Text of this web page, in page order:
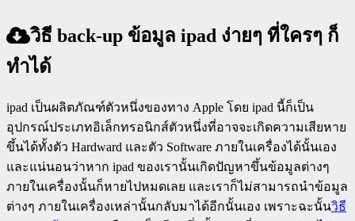
วิธี back-up ข้อมูล ipad ง่ายๆ ที่ใครๆ ก็
ทำได้
ipad เป็นผลิตภัณฑ์ตัวหนึ่งของทาง Apple โดย ipad นี้ก็เป็น
อุปกรณ์ประเภทอิเล็กทรอนิกส์ตัวหนึ่งที่อาจจะเกิดความเสียหาย
ขึ้นได้ทั้งตัว Hardward และตัว Software ภายในเครื่องได้นั้นเอง
และแน่นอนว่าหาก ipad ของเรานั้นเกิดปัญหาขึ้นข้อมูลต่างๆ
ภายในเครื่องนั้นก็หายไปหมดเลย และเราก็ไม่สามารถนำข้อมูล
ต่างๆ ภายในเครื่องเหล่านั้นกลับมาได้อีกนั้นเอง เพราะฉะนั้นวิธี